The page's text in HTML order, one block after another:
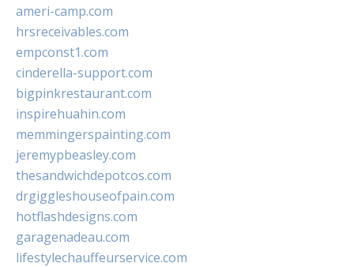
ameri-camp.com
hrsreceivables.com
empconst1.com
cinderella-support.com
bigpinkrestaurant.com
inspirehuahin.com
memmingerspainting.com
jeremypbeasley.com
thesandwichdepotcos.com
drgiggleshouseofpain.com
hotflashdesigns.com
garagenadeau.com
lifestylechauffeurservice.com